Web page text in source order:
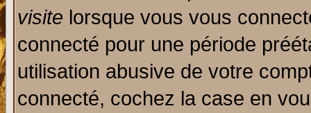
visite lorsque vous vous
connecté pour une période
utilisation abusive de votre
connecté, cochez la case en